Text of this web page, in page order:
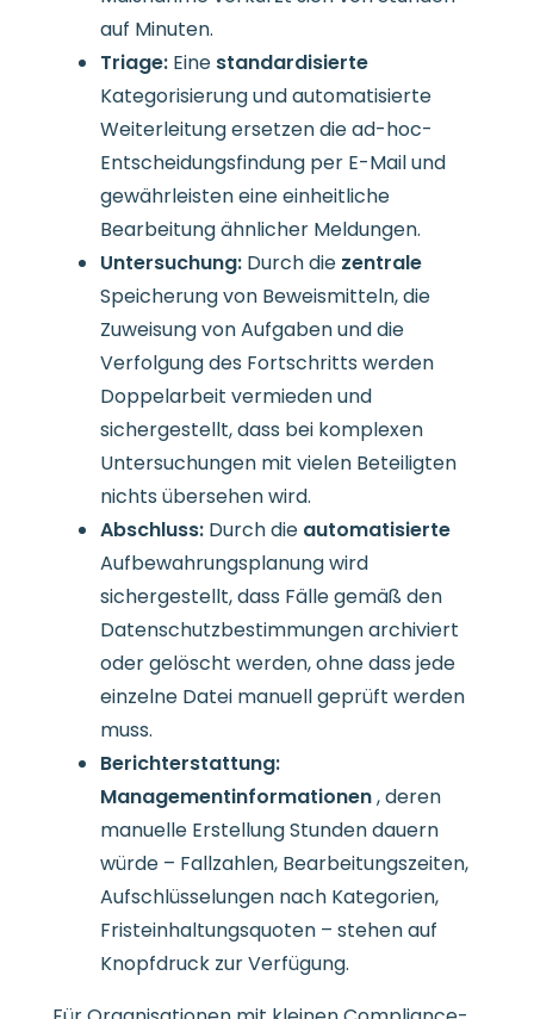
auf Minuten.
Triage: Eine standardisierte
Kategorisierung und automatisierte
Weiterleitung ersetzen die ad-hoc-
Entscheidungsfindung per E-Mail und
gewährleisten eine einheitliche
Bearbeitung ähnlicher Meldungen.
Untersuchung: Durch die zentrale
Speicherung von Beweismitteln, die
Zuweisung von Aufgaben und die
Verfolgung des Fortschritts werden
Doppelarbeit vermieden und
sichergestellt, dass bei komplexen
Untersuchungen mit vielen Beteiligten
nichts übersehen wird.
Abschluss: Durch die automatisierte
Aufbewahrungsplanung wird
sichergestellt, dass Fälle gemäß den
Datenschutzbestimmungen archiviert
oder gelöscht werden, ohne dass jede
einzelne Datei manuell geprüft werden
muss.
Berichterstattung:
Managementinformationen, deren
manuelle Erstellung Stunden dauern
würde – Fallzahlen, Bearbeitungszeiten,
Aufschlüsselungen nach Kategorien,
Fristeinhaltungsquoten – stehen auf
Knopfdruck zur Verfügung.